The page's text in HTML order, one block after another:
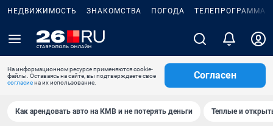
НЕДВИЖИМОСТЬ ЗНАКОМСТВА ПОГОДА ТЕЛЕПРОГРАММА
На информационном ресурсе применяются cookie-
файлы. Оставаясь на сайте, вы подтверждаете свое
согласиена их использование.
Согласен
Как арендовать авто на КМВ и не потерять деньги Теплые и